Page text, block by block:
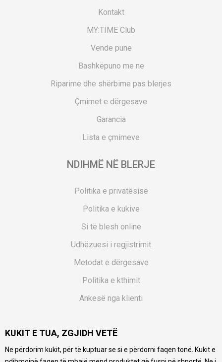
Kontakt
MY:TIME Club
Vende pune
Bashkëpuno me ne
Riparime dhe shërbime pas blerjes
Çmimet e dërgesave
Garancia
Lista e çmimeve
NDIHMË NË BLERJE
Politika e privatësisë
Politika e kukive
Si të blesh online
Udhëzuesi i regjistrimit
Metodat e dërgesave
Politika e kthimit
Ankesë nga klienti
Pyetjet më të shpeshta
Ne bëjmë çmos që të ofrojmë një përshkrim sa më të saktë
KUKIT E TUA, ZGJIDH VETË
Ne përdorim kukit, për të kuptuar se si e përdorni faqen tonë. Kukit e